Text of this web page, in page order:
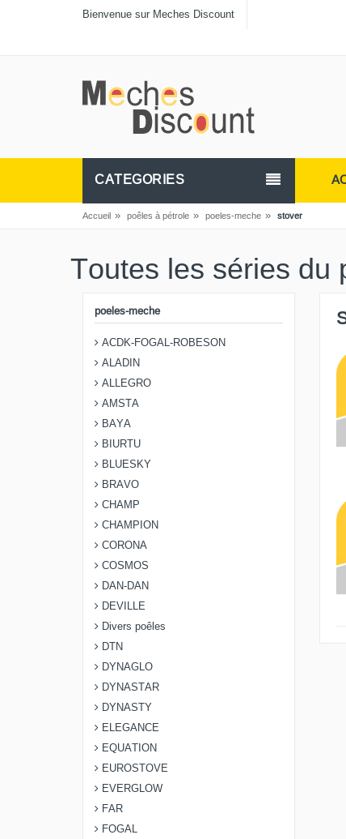
Bienvenue sur Meches Discount
CATEGORIES
Accueil » poêles à pétrole » poeles-meche » stover
Toutes les séries du
poeles-meche
ACDK-FOGAL-ROBESON
ALADIN
ALLEGRO
AMSTA
BAYA
BIURTU
BLUESKY
BRAVO
CHAMP
CHAMPION
CORONA
COSMOS
DAN-DAN
DEVILLE
Divers poêles
DTN
DYNAGLO
DYNASTAR
DYNASTY
ELEGANCE
EQUATION
EUROSTOVE
EVERGLOW
FAR
FOGAL